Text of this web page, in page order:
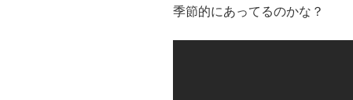
季節的にあってるのかな？